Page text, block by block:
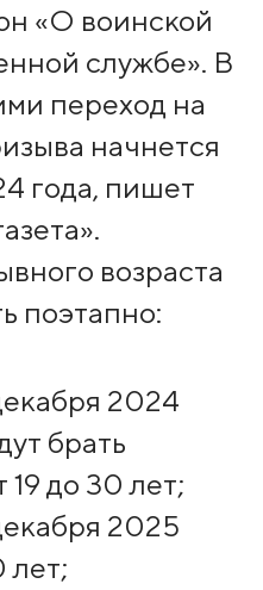
«О воинской
службе». В
переход на
начнется
года, пишет
возраста
поэтапно:
2024
брать
до 30 лет;
2025
лет;